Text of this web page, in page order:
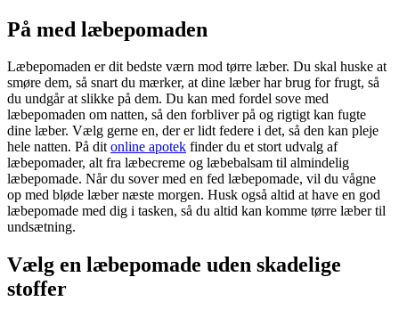
På med læbepomaden
Læbepomaden er dit bedste værn mod tørre læber. Du skal huske at
smøre dem, så snart du mærker, at dine læber har brug for frugt, så
du undgår at slikke på dem. Du kan med fordel sove med
læbepomaden om natten, så den forbliver på og rigtigt kan fugte
dine læber. Vælg gerne en, der er lidt federe i det, så den kan pleje
hele natten. På ditonline apotek finder du et stort udvalg af
læbepomader, alt fra læbecreme og læbebalsam til almindelig
læbepomade. Når du sover med en fed læbepomade, vil du vågne
op med bløde læber næste morgen. Husk også altid at have en god
læbepomade med dig i tasken, så du altid kan komme tørre læber til
undsætning.
Vælg en læbepomade uden skadelige
stoffer